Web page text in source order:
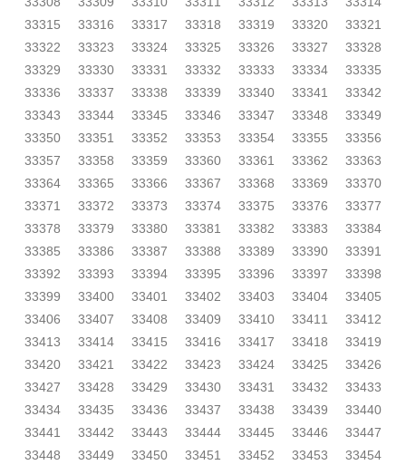
33315
33316 33317 33318 33319 33320
33321
33322
33323 33324 33325 33326 33327
33328
33329
33330 33331 33332 33333 33334
33335
33336
33337 33338 33339 33340 33341
33342
33343
33344 33345 33346 33347 33348
33349
33350
33351 33352 33353 33354 33355
33356
33357
33358 33359 33360 33361 33362
33363
33364
33365 33366 33367 33368 33369
33370
33371
33372 33373 33374 33375 33376
33377
33378
33379 33380 33381 33382 33383
33384
33385
33386 33387 33388 33389 33390
33391
33392
33393 33394 33395 33396 33397
33398
33399
33400 33401 33402 33403 33404
33405
33406
33407 33408 33409 33410 33411
33412
33413
33414 33415 33416 33417 33418
33419
33420
33421 33422 33423 33424 33425
33426
33427
33428 33429 33430 33431 33432
33433
33434
33435 33436 33437 33438 33439
33440
33441
33442 33443 33444 33445 33446
33447
33448
33449 33450 33451 33452 33453
33454